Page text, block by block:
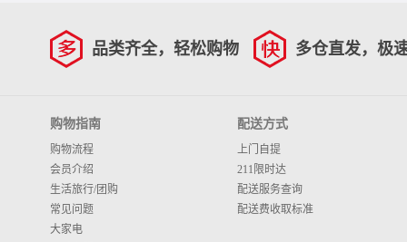
品类齐全，轻松购物 多仓直发，极
购物指南
购物流程
会员介绍
生活旅行/团购
常见问题
大家电
配送方式
上门自提
211限时达
配送服务查询
配送费收取标准